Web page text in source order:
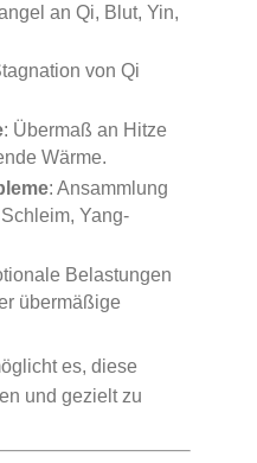
an Qi, Blut, Yin,
von Qi
: Übermaß an Hitze
Wärme.
: Ansammlung
Yang-
Belastungen
übermäßige
es, diese
und gezielt zu